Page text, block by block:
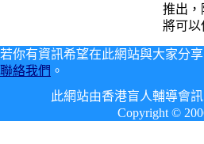
推出，
將可以
若你有資訊希望在此網站與大家分
聯絡我們 。
此網站由香港盲人輔導會
Copyright ©